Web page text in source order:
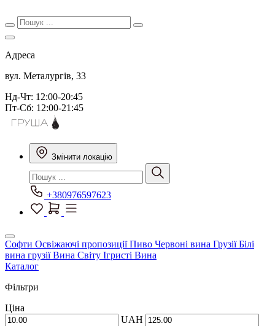
Адреса
вул. Металургів, 33
Нд-Чт: 12:00-20:45
Пт-Сб: 12:00-21:45
Змінити локацію
+380976597623
Софти Освіжаючі пропозиціїПиво Червоні вина ГрузіїБілі
вина грузіїВина Світу Ігристі Вина
Каталог
Фільтри
Ціна
UAH